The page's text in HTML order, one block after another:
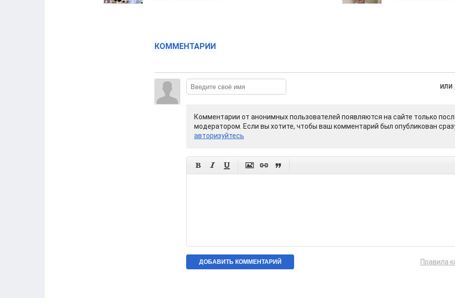
КОММЕНТАРИИ
или
Комментарии от анонимных пользователей появляются на сайте только
модератором. Если вы хотите, чтобы ваш комментарий был опубликован
авторизуйтесь
     
Правила